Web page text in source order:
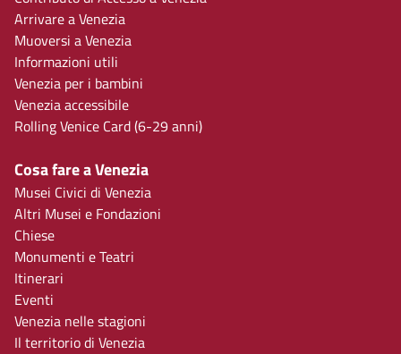
Arrivare a Venezia
Muoversi a Venezia
Informazioni utili
Venezia per i bambini
Venezia accessibile
Rolling Venice Card (6-29 anni)
Cosa fare a Venezia
Musei Civici di Venezia
Altri Musei e Fondazioni
Chiese
Monumenti e Teatri
Itinerari
Eventi
Venezia nelle stagioni
Il territorio di Venezia